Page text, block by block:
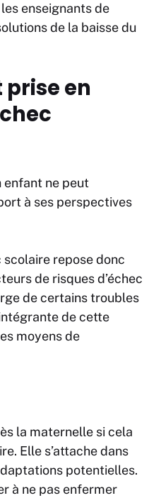
enseignants de
de la baisse du
en
enfant ne peut
à ses perspectives
scolaire repose donc
de risques d’échec
de certains troubles
de cette
moyens de
la maternelle si cela
Elle s’attache dans
potentielles.
à ne pas enfermer